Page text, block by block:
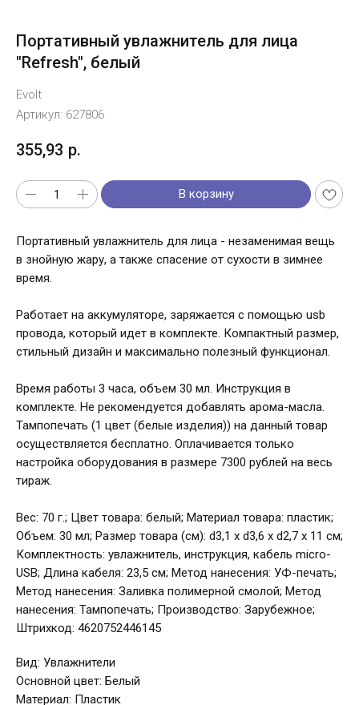
Портативный увлажнитель для лица
"Refresh", белый
Evolt
Артикул: 627806
355,93 р.
В корзину
Портативный увлажнитель для лица - незаменимая вещь
в знойную жару, а также спасение от сухости в зимнее
время.
Работает на аккумуляторе, заряжается с помощью usb
провода, который идет в комплекте. Компактный размер,
стильный дизайн и максимально полезный функционал.
Время работы 3 часа, объем 30 мл. Инструкция в
комплекте. Не рекомендуется добавлять арома-масла.
Тампопечать (1 цвет (белые изделия)) на данный товар
осуществляется бесплатно. Оплачивается только
настройка оборудования в размере 7300 рублей на весь
тираж.
Вес: 70 г.; Цвет товара: белый; Материал товара: пластик;
Объем: 30 мл; Размер товара (см): d3,1 х d3,6 х d2,7 х 11 см;
Комплектность: увлажнитель, инструкция, кабель micro-
USB; Длина кабеля: 23,5 см; Метод нанесения: УФ-печать;
Метод нанесения: Заливка полимерной смолой; Метод
нанесения: Тампопечать; Производство: Зарубежное;
Штрихкод: 4620752446145
Вид: Увлажнители
Основной цвет: Белый
Материал: Пластик